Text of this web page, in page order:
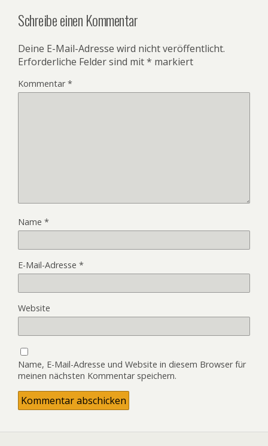
Schreibe einen Kommentar
Deine E-Mail-Adresse wird nicht veröffentlicht.
Erforderliche Felder sind mit* markiert
Kommentar*
Name *
E-Mail-Adresse *
Website
Name, E-Mail-Adresse und Website in diesem Browser für
meinen nächsten Kommentar speichern.